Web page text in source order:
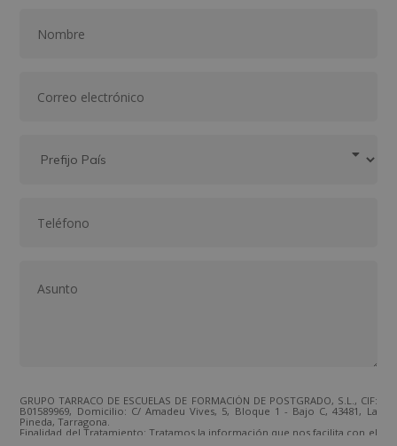
GRUPO TARRACO DE ESCUELAS DE FORMACIÓN DE POSTGRADO, S.L., CIF:
B01589969, Domicilio: C/ Amadeu Vives, 5, Bloque 1 - Bajo C, 43481, La
Pineda, Tarragona.
Finalidad del Tratamiento: Tratamos la información que nos facilita con el